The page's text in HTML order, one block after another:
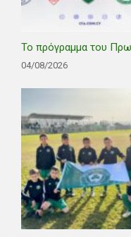
Το πρόγραμμα του
04/08/2026